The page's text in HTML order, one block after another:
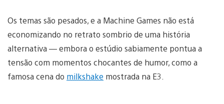
Os temas são pesados, e a Machine Games não está
economizando no retrato sombrio de uma história
alternativa — embora o estúdio sabiamente pontua a
tensão com momentos chocantes de humor, como a
famosa cena do milkshake mostrada na E3.